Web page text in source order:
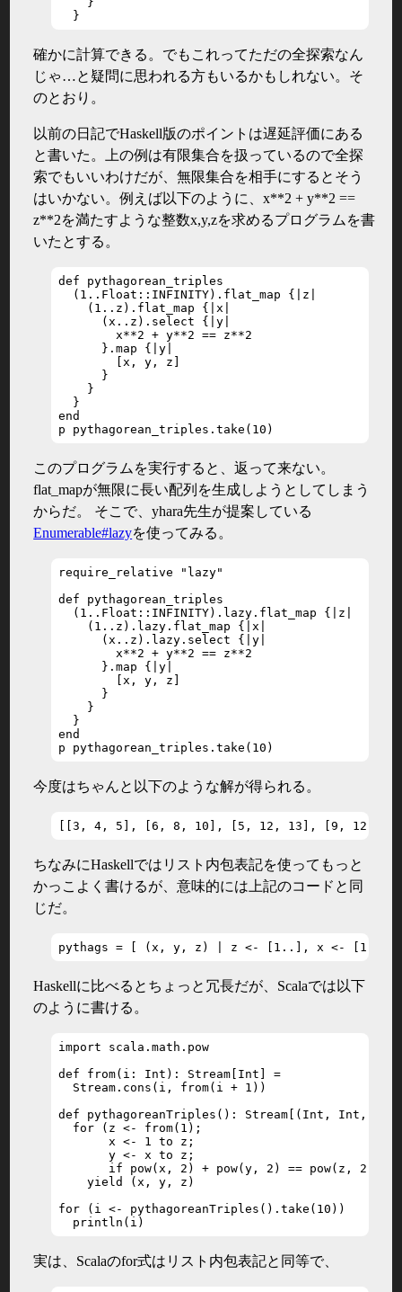
  }
確かに計算できる。でもこれってただの全探索なん
じゃ…と疑問に思われる方もいるかもしれない。そ
のとおり。
以前の日記でHaskell版のポイントは遅延評価にある
と書いた。上の例は有限集合を扱っているので全探
索でもいいわけだが、無限集合を相手にするとそう
はいかない。例えば以下のように、x**2 + y**2 ==
z**2を満たすような整数x,y,zを求めるプログラムを書
いたとする。
def pythagorean_triples
  (1..Float::INFINITY).flat_map {|z|
    (1..z).flat_map {|x|
      (x..z).select {|y|
        x**2 + y**2 == z**2
      }.map {|y|
        [x, y, z]
      }
    }
  }
end
p pythagorean_triples.take(10)
このプログラムを実行すると、返って来ない。
flat_mapが無限に長い配列を生成しようとしてしまう
からだ。 そこで、yhara先生が提案している
Enumerable#lazyを使ってみる。
require_relative "lazy"
def pythagorean_triples
  (1..Float::INFINITY).lazy.flat_map {|z|
    (1..z).lazy.flat_map {|x|
      (x..z).lazy.select {|y|
        x**2 + y**2 == z**2
      }.map {|y|
        [x, y, z]
      }
    }
  }
end
p pythagorean_triples.take(10)
今度はちゃんと以下のような解が得られる。
[[3, 4, 5], [6, 8, 10], [5, 12, 13], [9, 12,
ちなみにHaskellではリスト内包表記を使ってもっと
かっこよく書けるが、意味的には上記のコードと同
じだ。
pythags = [ (x, y, z) | z <- [1..], x <- [1..z],
Haskellに比べるとちょっと冗長だが、Scalaでは以下
のように書ける。
import scala.math.pow
def from(i: Int): Stream[Int] =
  Stream.cons(i, from(i + 1))
def pythagoreanTriples(): Stream[(Int, Int,
  for (z <- from(1);
       x <- 1 to z;
       y <- x to z;
       if pow(x, 2) + pow(y, 2) == pow(z, 2))
    yield (x, y, z)
for (i <- pythagoreanTriples().take(10))
  println(i)
実は、Scalaのfor式はリスト内包表記と同等で、